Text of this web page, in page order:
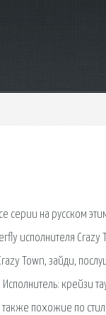
серии на русском
исполнителя
Town, зайди,
крейзи
похожие по